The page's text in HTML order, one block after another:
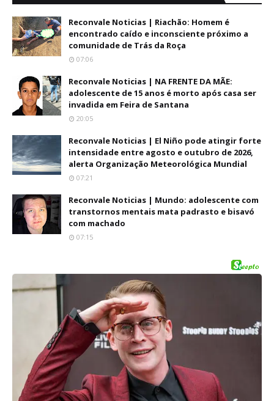
Reconvale Noticias | Riachão: Homem é
encontrado caído e inconsciente próximo a
comunidade de Trás da Roça
07:06
Reconvale Noticias | NA FRENTE DA MÃE:
adolescente de 15 anos é morto após casa ser
invadida em Feira de Santana
20:05
Reconvale Noticias | El Niño pode atingir forte
intensidade entre agosto e outubro de 2026,
alerta Organização Meteorológica Mundial
07:21
Reconvale Noticias | Mundo: adolescente com
transtornos mentais mata padrasto e bisavó
com machado
07:15